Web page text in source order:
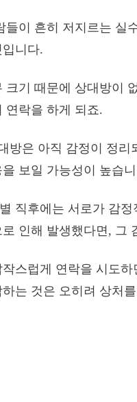
들이 흔히 저지르는 실
니다.
크기 때문에 상대방이
연락을 하게 되죠.
방은 아직 감정이 정
보일 가능성이 높습
직후에는 서로가 감
인해 발생했다면, 그
스럽게 연락을 시도
는 것은 오히려 상처